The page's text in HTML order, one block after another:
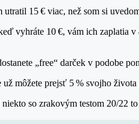
15 € viac, než som si
vyhráte 10 €, vám ich zaplatia
„free“ darček v podobe
môžete prejsť 5 % svojho života
so zrakovým testom 20/22 to